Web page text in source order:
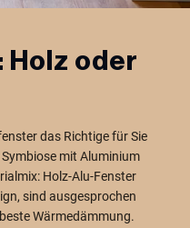
oder
das Richtige für Sie
mit Aluminium
Holz-Alu-Fenster
sind ausgesprochen
Wärmedämmung.